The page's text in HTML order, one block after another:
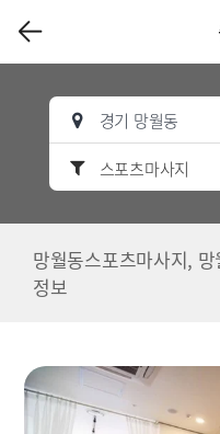
경기 망월동
스포츠마사지
망월동스포츠마사지,
정보